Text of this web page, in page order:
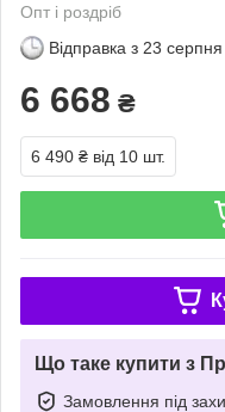
Опт і роздріб
Відправка з 23
6 668 ₴
6 490 ₴ від 10 шт.
Що таке купити з
Замовлення під